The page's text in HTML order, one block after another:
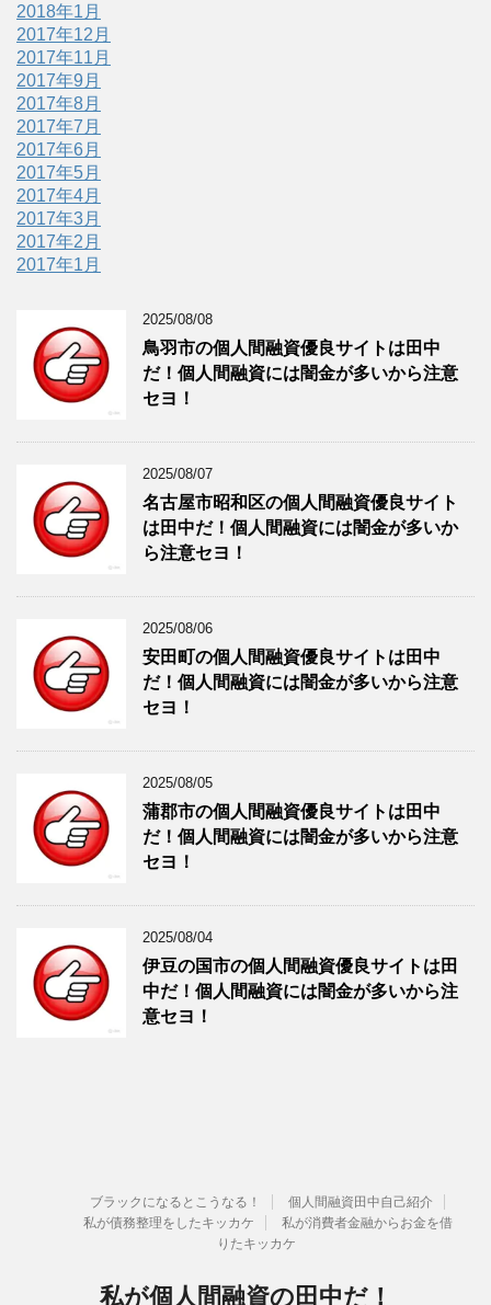
2018年1月
2017年12月
2017年11月
2017年9月
2017年8月
2017年7月
2017年6月
2017年5月
2017年4月
2017年3月
2017年2月
2017年1月
2025/08/08
鳥羽市の個人間融資優良サイトは田中
だ！個人間融資には闇金が多いから注意
セヨ！
2025/08/07
名古屋市昭和区の個人間融資優良サイト
は田中だ！個人間融資には闇金が多いか
ら注意セヨ！
2025/08/06
安田町の個人間融資優良サイトは田中
だ！個人間融資には闇金が多いから注意
セヨ！
2025/08/05
蒲郡市の個人間融資優良サイトは田中
だ！個人間融資には闇金が多いから注意
セヨ！
2025/08/04
伊豆の国市の個人間融資優良サイトは田
中だ！個人間融資には闇金が多いから注
意セヨ！
ブラックになるとこうなる！
個人間融資田中自己紹介
私が債務整理をしたキッカケ
私が消費者金融からお金を借
りたキッカケ
私が個人間融資の田中だ！